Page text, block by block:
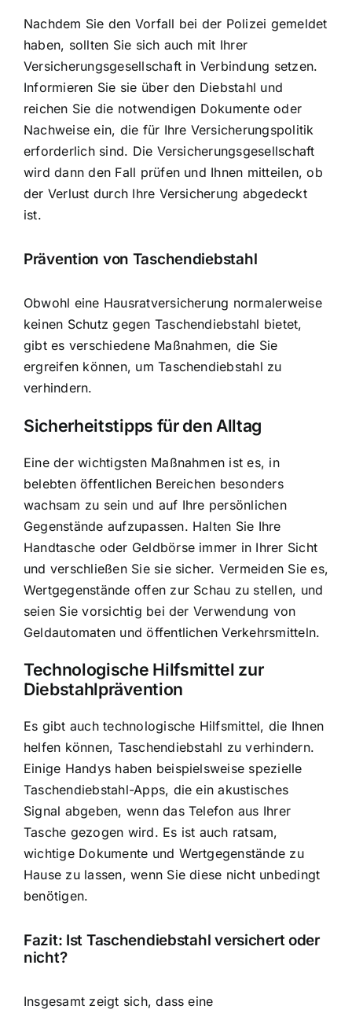
Nachdem Sie den Vorfall bei der Polizei gemeldet
haben, sollten Sie sich auch mit Ihrer
Versicherungsgesellschaft in Verbindung setzen.
Informieren Sie sie über den Diebstahl und
reichen Sie die notwendigen Dokumente oder
Nachweise ein, die für Ihre Versicherungspolitik
erforderlich sind. Die Versicherungsgesellschaft
wird dann den Fall prüfen und Ihnen mitteilen, ob
der Verlust durch Ihre Versicherung abgedeckt
ist.
Prävention von Taschendiebstahl
Obwohl eine Hausratversicherung normalerweise
keinen Schutz gegen Taschendiebstahl bietet,
gibt es verschiedene Maßnahmen, die Sie
ergreifen können, um Taschendiebstahl zu
verhindern.
Sicherheitstipps für den Alltag
Eine der wichtigsten Maßnahmen ist es, in
belebten öffentlichen Bereichen besonders
wachsam zu sein und auf Ihre persönlichen
Gegenstände aufzupassen. Halten Sie Ihre
Handtasche oder Geldbörse immer in Ihrer Sicht
und verschließen Sie sie sicher. Vermeiden Sie es,
Wertgegenstände offen zur Schau zu stellen, und
seien Sie vorsichtig bei der Verwendung von
Geldautomaten und öffentlichen Verkehrsmitteln.
Technologische Hilfsmittel zur
Diebstahlprävention
Es gibt auch technologische Hilfsmittel, die Ihnen
helfen können, Taschendiebstahl zu verhindern.
Einige Handys haben beispielsweise spezielle
Taschendiebstahl-Apps, die ein akustisches
Signal abgeben, wenn das Telefon aus Ihrer
Tasche gezogen wird. Es ist auch ratsam,
wichtige Dokumente und Wertgegenstände zu
Hause zu lassen, wenn Sie diese nicht unbedingt
benötigen.
Fazit: Ist Taschendiebstahl versichert oder
nicht?
Insgesamt zeigt sich, dass eine